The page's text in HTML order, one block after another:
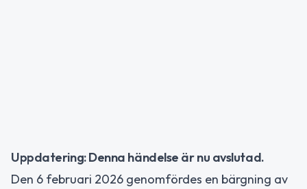
Uppdatering: Denna händelse är nu avslutad.
Den 6 februari 2026 genomfördes en bärgning av